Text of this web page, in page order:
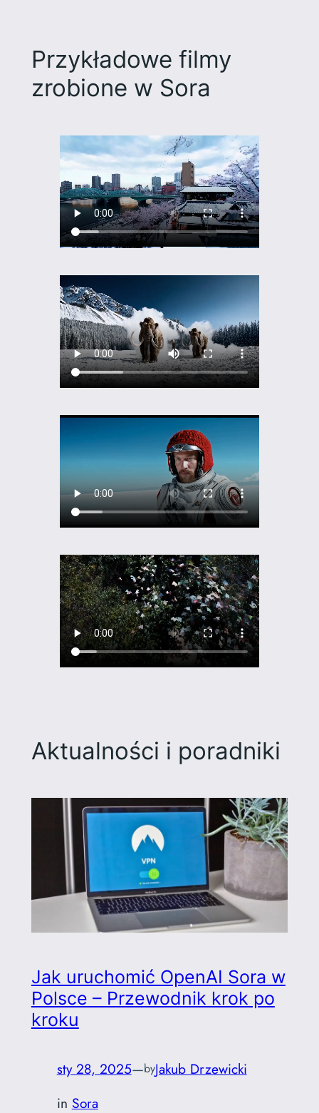
Przykładowe filmy
zrobione w Sora
Aktualności i poradniki
Jak uruchomić OpenAI Sora w
Polsce – Przewodnik krok po
kroku
sty 28, 2025—byJakub Drzewicki
in Sora